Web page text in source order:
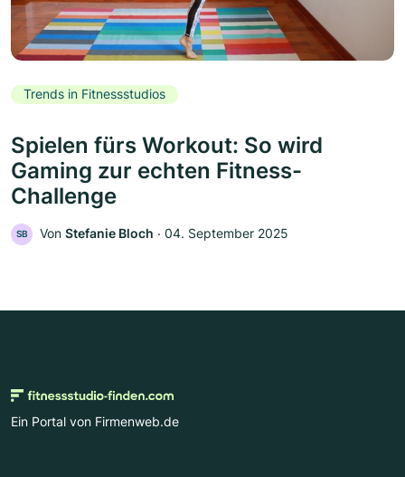
Trends in Fitnessstudios
Spielen fürs Workout: So wird
Gaming zur echten Fitness-
Challenge
SB Von Stefanie Bloch ‧ 04. September 2025
Ein Portal von Firmenweb.de